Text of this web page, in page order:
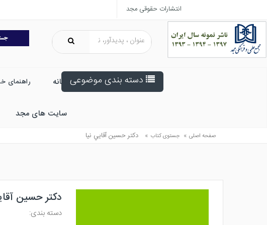
انتشارات حقوقی مجد
دسته بندی موضوعی خانه راهنمای
سایت های مجد
صفحه اصلی » جستوی کتاب » دكتر حسين آقايي نيا
دکتر حسین
دسته بندی: